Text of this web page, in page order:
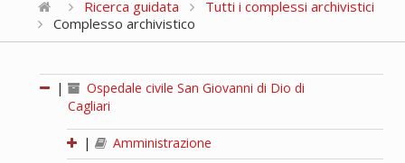
Ricerca guidata
Tutti i complessi archivistici
Complesso archivistico
|
Ospedale civile San Giovanni di Dio di
Cagliari
|
Amministrazione